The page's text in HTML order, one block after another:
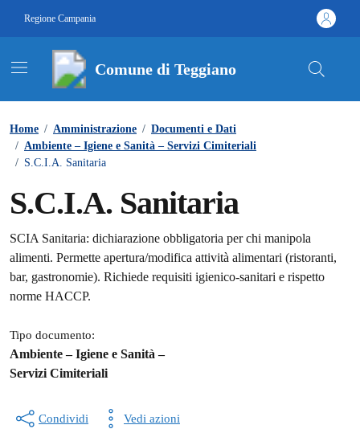
Regione Campania
Comune di Teggiano
Home / Amministrazione / Documenti e Dati
/ Ambiente – Igiene e Sanità – Servizi Cimiteriali
/ S.C.I.A. Sanitaria
S.C.I.A. Sanitaria
Dettagli del documento
SCIA Sanitaria: dichiarazione obbligatoria per chi manipola
alimenti. Permette apertura/modifica attività alimentari (ristoranti,
bar, gastronomie). Richiede requisiti igienico-sanitari e rispetto
norme HACCP.
Tipo documento:
Ambiente – Igiene e Sanità –
Servizi Cimiteriali
Condividi Vedi azioni